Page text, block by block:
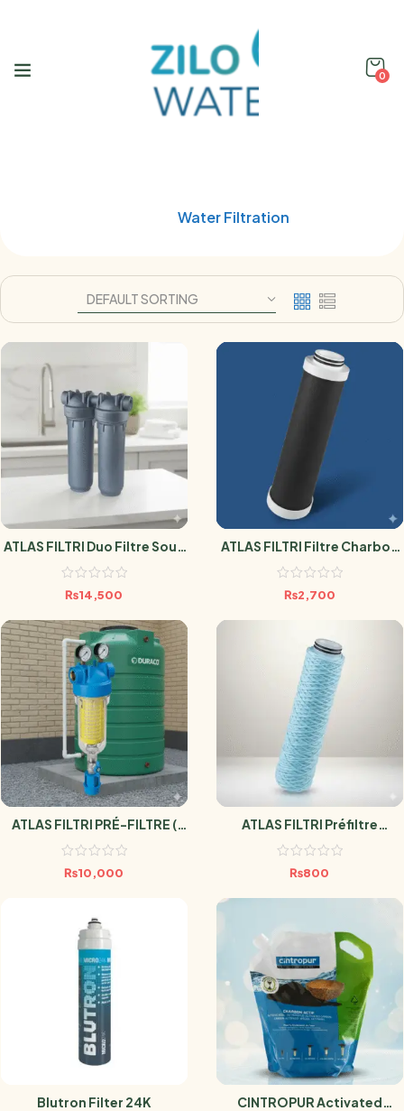
0
Water Filtration
ATLAS FILTRI Duo Filtre Sous
Évier Anti-Microbien SANIC
₨14,500
ATLAS FILTRI Filtre Charbon
Actif Anti Pesticide 0.5
₨2,700
ATLAS FILTRI PRÉ-FILTRE (
SÉDIMENT LAVABLE POUR
₨10,000
ATLAS FILTRI Préfiltre
Sédiment Antimicrobien
₨800
Blutron Filter 24K
CINTROPUR Activated